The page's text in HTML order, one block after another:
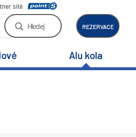
sítě
Hledej REZERVACE
Alu kola